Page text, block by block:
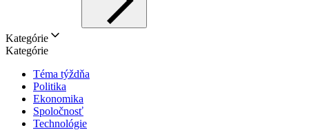
Kategórie
Kategórie
Téma týždňa
Politika
Ekonomika
Spoločnosť
Technológie